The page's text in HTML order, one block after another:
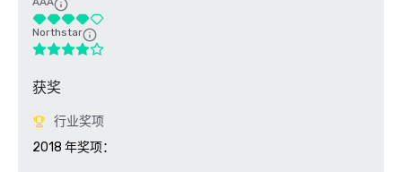
Northstar
获奖
行业奖项
2018 年奖项：